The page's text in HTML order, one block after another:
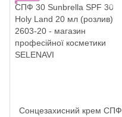
Сонцезахисний крем СПФ